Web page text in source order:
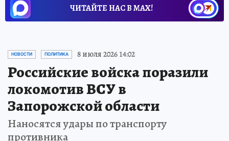
ЧИТАЙТЕ НАС В МАХ!
НОВОСТИ ПОЛИТИКА 8 июля 2026 14:02
Российские войска поразили
локомотив ВСУ в
Запорожской области
Наносятся удары по транспорту
противника